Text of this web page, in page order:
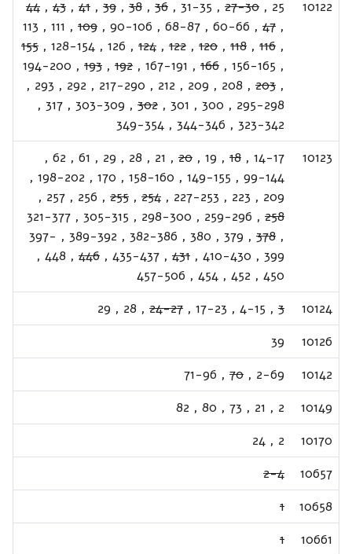
10122
25
,
27-30
,
31-35
,
36
,
38
,
39
,
41
,
43
,
44
,
47
,
60-66
,
68-87
,
90-106
,
109
,
111
,
113
,
116
,
118
,
120
,
122
,
124
,
126
,
128-154
,
155
,
156-165
,
166
,
167-191
,
192
,
193
,
194-200
,
203
,
208
,
209
,
212
,
217-290
,
292
,
293
,
295-298
,
300
,
301
,
302
,
303-309
,
317
,
323-342
,
344-346
,
349-354
10123
14-17
,
18
,
19
,
20
,
21
,
28
,
29
,
61
,
62
,
99-144
,
149-155
,
158-160
,
170
,
198-202
,
209
,
223
,
227-253
,
254
,
255
,
256
,
257
,
258
,
259-296
,
298-300
,
305-315
,
321-377
,
378
,
379
,
380
,
382-386
,
389-392
,
397-
399
,
410-430
,
431
,
435-437
,
446
,
448
,
450
,
452
,
454
,
457-506
10124
3
,
4-15
,
17-23
,
24-27
,
28
,
29
10126
39
10142
2-69
,
70
,
71-96
10149
2
,
21
,
73
,
80
,
82
10170
2
,
24
10657
2-4
10658
1
10661
1